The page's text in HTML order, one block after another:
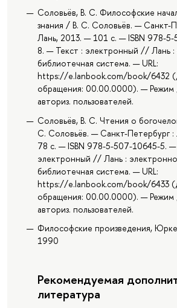
Соловьёв, В. С. Философские
знания / В. С. Соловьёв. — Санкт-
Лань, 2013. — 101 с. — ISBN 978-
8. — Текст : электронный // Лань
библиотечная система. — URL:
https://e.lanbook.com/book/6432
обращения: 00.00.0000). — Режим
авториз. пользователей.
Соловьёв, В. С. Чтения о
С. Соловьёв. — Санкт-Петербург :
78 с. — ISBN 978-5-507-10645-5. —
электронный // Лань :
библиотечная система. — URL:
https://e.lanbook.com/book/6433
обращения: 00.00.0000). — Режим
авториз. пользователей.
Философские произведения,
1990
Рекомендуемая
литература